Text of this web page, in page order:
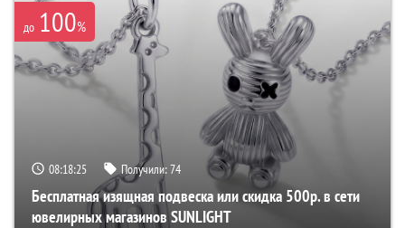
до 100%
08:18:24 Получили:74
Бесплатная изящная подвеска или скидка 500р. в сети
ювелирных магазинов SUNLIGHT